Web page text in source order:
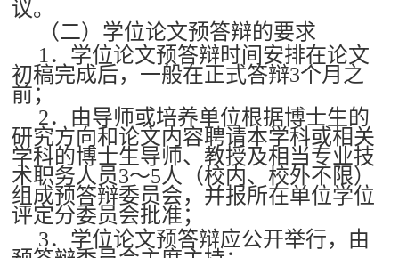
议。
（二）学位论文预答辩的要求
1．学位论文预答辩时间安排在论文
初稿完成后，一般在正式答辩3个月之
前；
2．由导师或培养单位根据博士生的
研究方向和论文内容聘请本学科或相关
学科的博士生导师、教授及相当专业技
术职务人员3～5人（校内、校外不限）
组成预答辩委员会，并报所在单位学位
评定分委员会批准；
3．学位论文预答辩应公开举行，由